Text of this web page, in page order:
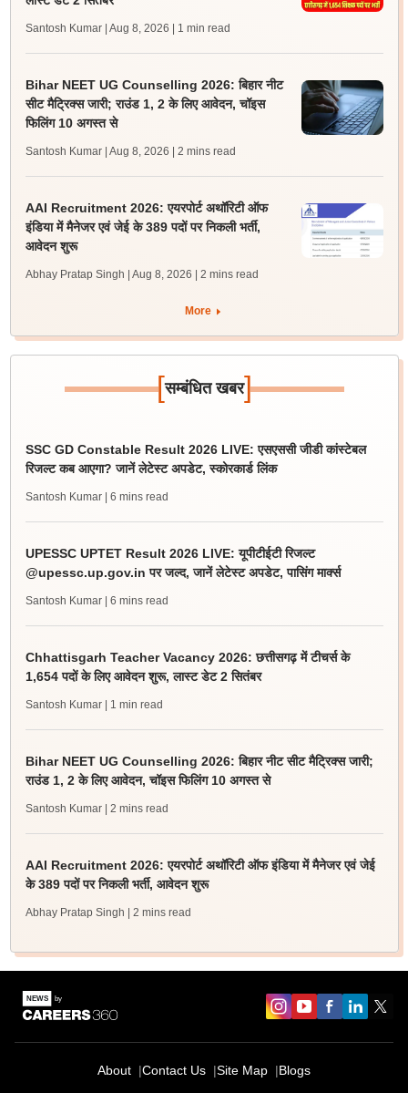
Santosh Kumar | Aug 8, 2026 | 1 min read
Bihar NEET UG Counselling 2026: बिहार नीट
सीट मैट्रिक्स जारी; राउंड 1, 2 के लिए आवेदन, चॉइस
फिलिंग 10 अगस्त से
Santosh Kumar | Aug 8, 2026 | 2 mins read
AAI Recruitment 2026: एयरपोर्ट अथॉरिटी ऑफ
इंडिया में मैनेजर एवं जेई के 389 पदों पर निकली भर्ती,
आवेदन शुरू
Abhay Pratap Singh | Aug 8, 2026 | 2 mins read
More
[सम्बंधित खबर]
SSC GD Constable Result 2026 LIVE: एसएससी जीडी कांस्टेबल
रिजल्ट कब आएगा? जानें लेटेस्ट अपडेट, स्कोरकार्ड लिंक
Santosh Kumar | 6 mins read
UPESSC UPTET Result 2026 LIVE: यूपीटीईटी रिजल्ट
@upessc.up.gov.in पर जल्द, जानें लेटेस्ट अपडेट, पासिंग मार्क्स
Santosh Kumar | 6 mins read
Chhattisgarh Teacher Vacancy 2026: छत्तीसगढ़ में टीचर्स के
1,654 पदों के लिए आवेदन शुरू, लास्ट डेट 2 सितंबर
Santosh Kumar | 1 min read
Bihar NEET UG Counselling 2026: बिहार नीट सीट मैट्रिक्स जारी;
राउंड 1, 2 के लिए आवेदन, चॉइस फिलिंग 10 अगस्त से
Santosh Kumar | 2 mins read
AAI Recruitment 2026: एयरपोर्ट अथॉरिटी ऑफ इंडिया में मैनेजर एवं जेई
के 389 पदों पर निकली भर्ती, आवेदन शुरू
Abhay Pratap Singh | 2 mins read
About Contact Us Site Map Blogs